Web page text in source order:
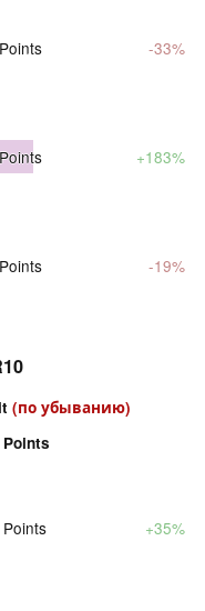
Points -33%
Points +183%
Points -19%
(по убыванию)
Points
Points +35%